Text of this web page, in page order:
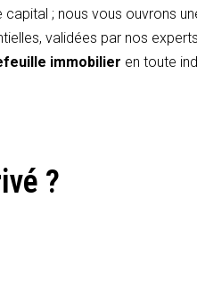
; nous vous ouvrons
validées par nos
immobilier en toute
?